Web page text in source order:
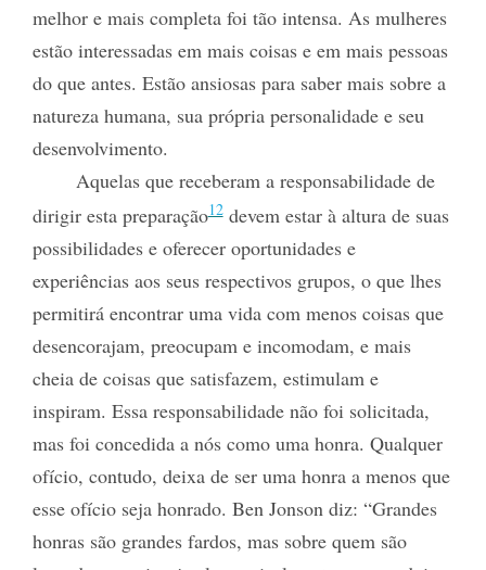
melhor e mais completa foi tão intensa. As mulheres
estão interessadas em mais coisas e em mais pessoas
do que antes. Estão ansiosas para saber mais sobre a
natureza humana, sua própria personalidade e seu
desenvolvimento.
Aquelas que receberam a responsabilidade de
dirigir esta preparação12devem estar à altura de suas
possibilidades e oferecer oportunidades e
experiências aos seus respectivos grupos, o que lhes
permitirá encontrar uma vida com menos coisas que
desencorajam, preocupam e incomodam, e mais
cheia de coisas que satisfazem, estimulam e
inspiram. Essa responsabilidade não foi solicitada,
mas foi concedida a nós como uma honra. Qualquer
ofício, contudo, deixa de ser uma honra a menos que
esse ofício seja honrado. Ben Jonson diz: “Grandes
honras são grandes fardos, mas sobre quem são